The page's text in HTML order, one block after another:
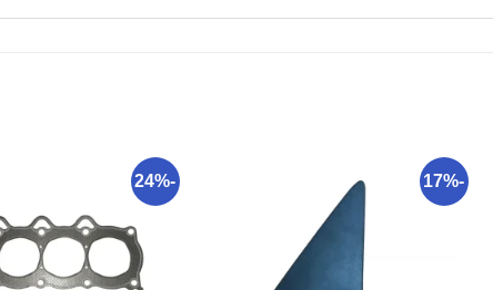
-17%
-24%